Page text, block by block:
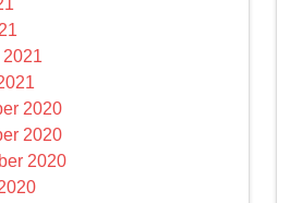
2021
2020
2020
2020